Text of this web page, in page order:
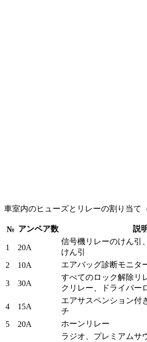
車室内のヒューズとリレーの割り当て（
№ アンペア数 説
1 20A
信号機リレーのけん引
けん引
2
10A エアバッグ診断モニタ
3 30A
すべてのロック解除リ
クリレー、ドライバー
4 15A
エアサスペンション付
チ
5
20A ホーンリレー
ラジオ、プレミアムサ